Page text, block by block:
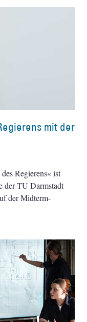
mit der
Regierens« ist
der TU Darmstadt
der Midterm-